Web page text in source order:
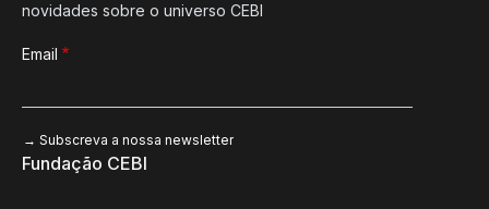
novidades sobre o universo CEBI
Email
Fundação CEBI